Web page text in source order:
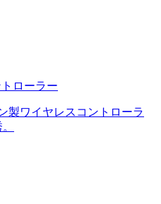
ローラー
製ワイヤレスコントローラ